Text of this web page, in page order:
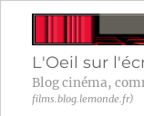
L'Oeil sur
Blog cinéma,
films.blog.lemonde.fr)